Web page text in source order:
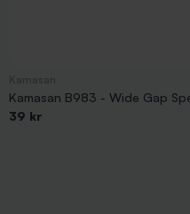
Kamasan B983 - Wide Gap
39 kr